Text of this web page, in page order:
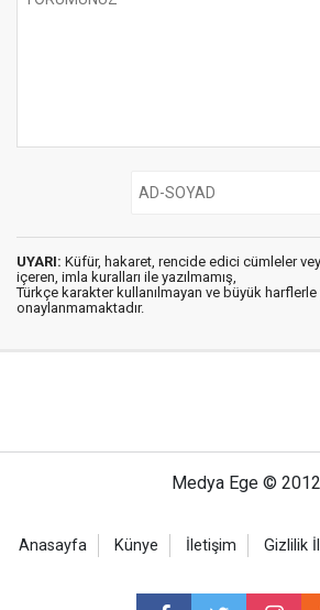
UYARI: Küfür, hakaret, rencide edici cümleler
içeren, imla kuralları ile yazılmamış,
Türkçe karakter kullanılmayan ve büyük harflerle
onaylanmamaktadır.
Medya Ege © 2012
Anasayfa Künye İletişim Gizlilik